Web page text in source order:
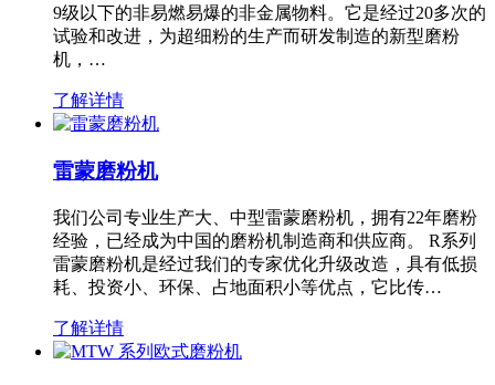
9级以下的非易燃易爆的非金属物料。它是经过20多次的
试验和改进，为超细粉的生产而研发制造的新型磨粉
机，…
了解详情
雷蒙磨粉机
我们公司专业生产大、中型雷蒙磨粉机，拥有22年磨粉
经验，已经成为中国的磨粉机制造商和供应商。 R系列
雷蒙磨粉机是经过我们的专家优化升级改造，具有低损
耗、投资小、环保、占地面积小等优点，它比传…
了解详情